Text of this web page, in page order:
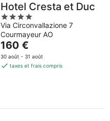
Hotel Cresta et Duc
4
out
of
5
Via Circonvallazione 7
Courmayeur AO
Le
prix
est
160 €
30 août - 31 août
taxes et frais compris